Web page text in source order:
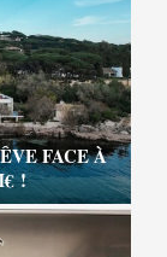
FACE À
!